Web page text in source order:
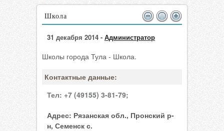
Школа
31 декабря 2014 - Администратор
Школы города Тула - Школа.
Контактные данные:
Тел: +7 (49155) 3-81-79;
Адрес: Рязанская обл., Пронский р-
н, Семенск с.